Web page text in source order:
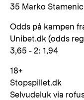
35 Marko Stamenic
Odds på kampen
Unibet.dk (odds
3,65 - 2: 1,94
18+
Stopspillet.dk
Selvudeluk via